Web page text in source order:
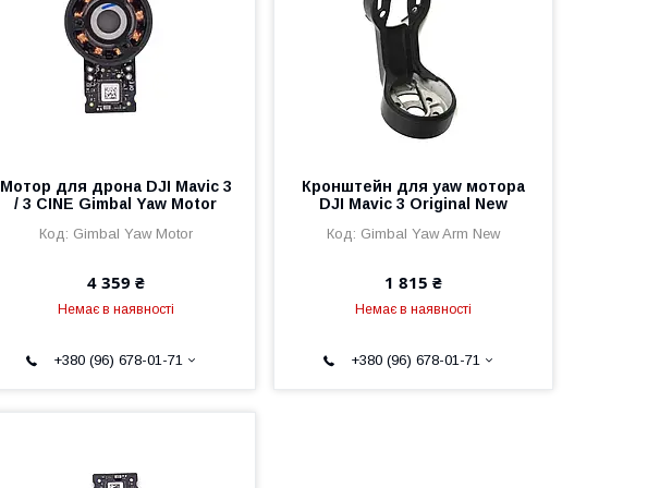
Мотор для дрона DJI Mavic 3
/ 3 CINE Gimbal Yaw Motor
Gimbal Yaw Motor
4 359 ₴
Немає в наявності
+380 (96) 678-01-71
Кронштейн для yaw мотора
DJI Mavic 3 Original New
Gimbal Yaw Arm New
1 815 ₴
Немає в наявності
+380 (96) 678-01-71